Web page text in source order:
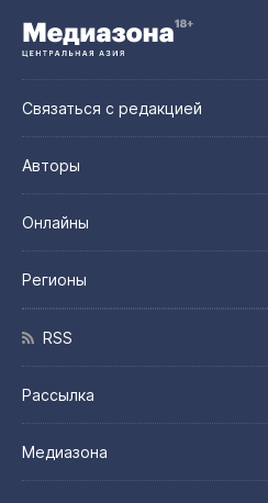
Связаться с редакцией
Авторы
Онлайны
Регионы
RSS
Рассылка
Медиазона